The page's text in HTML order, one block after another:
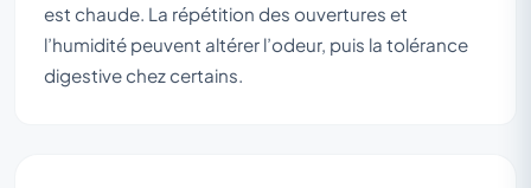
est chaude. La répétition des ouvertures et
l’humidité peuvent altérer l’odeur, puis la tolérance
digestive chez certains.